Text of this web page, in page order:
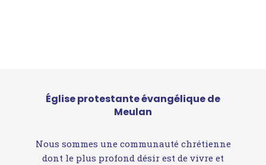
Église protestante évangélique de
Meulan
Nous sommes une communauté chrétienne
dont le plus profond désir est de vivre et